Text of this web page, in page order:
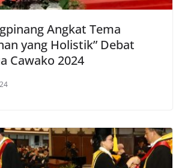
Angkat Tema
yang Holistik” Debat
Cawako 2024